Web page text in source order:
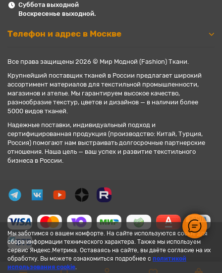
Мы заботимся о вашем комфорте. На сайте используются cookie для
сбора информации технического характера. Также мы используем
сервис Яндекс.Метрика. Оставаясь на сайте, вы даёте согласие на их
обработку. Вы можете ознакомиться подробнее с политикой
использования cookie.
Суббота выходной
Воскресенье выходной.
Телефон и адрес в Москве
Все права защищены 2026 © Мир Модной (Fashion) Ткани.
Крупнейший поставщик тканей в России предлагает широкий
ассортимент материалов для текстильной промышленности,
магазинов и ателье. Мы гарантируем высокое качество,
разнообразие текстур, цветов и дизайнов — в наличии более
5000 видов тканей.
Надежные поставки, индивидуальный подход и
сертифицированная продукция (производство: Китай, Турция,
Россия) помогают нам выстраивать долгосрочные партнерские
отношения. Наша цель — ваш успех и развитие текстильного
бизнеса в России.